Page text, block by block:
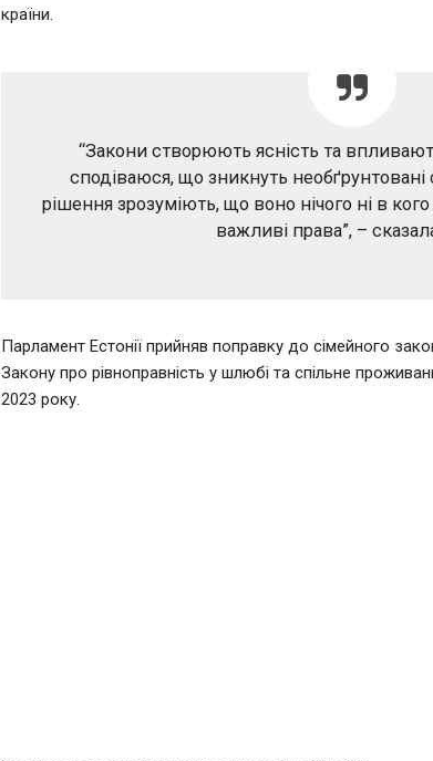
країни.
“Закони створюють ясність та
сподіваюся, що зникнуть необґрунтовані
рішення зрозуміють, що воно нічого ні в
важливі права”, –
Парламент Естонії прийняв поправку до сімейного
Закону про рівноправність у шлюбі та спільне
2023 року.